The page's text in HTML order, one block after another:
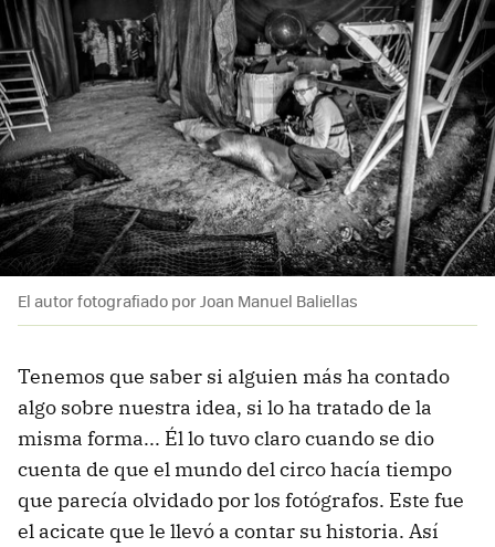
El autor fotografiado por Joan Manuel Baliellas
Tenemos que saber si alguien más ha contado
algo sobre nuestra idea, si lo ha tratado de la
misma forma... Él lo tuvo claro cuando se dio
cuenta de que el mundo del circo hacía tiempo
que parecía olvidado por los fotógrafos. Este fue
el acicate que le llevó a contar su historia. Así